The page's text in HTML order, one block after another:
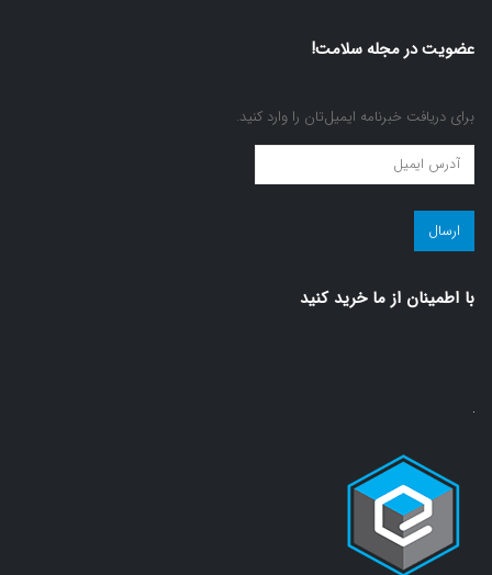
عضویت در مجله سلامت!
برای دریافت خبرنامه ایمیل‌تان را وارد کنید.
عضویت
در
مجله
سلامت!
با اطمينان از ما خريد كنيد